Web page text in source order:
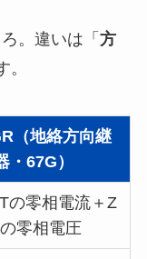
。違いは「 方
（地絡方向継
・67G）
の零相電流＋Z
零相電圧